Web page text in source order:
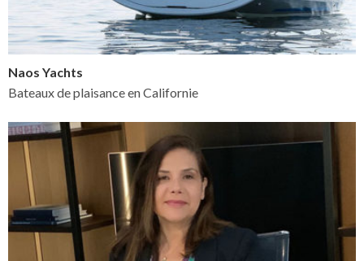
Naos Yachts
Bateaux de plaisance en Californie